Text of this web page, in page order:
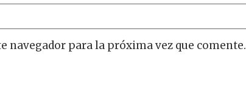
navegador para la próxima vez que comente.